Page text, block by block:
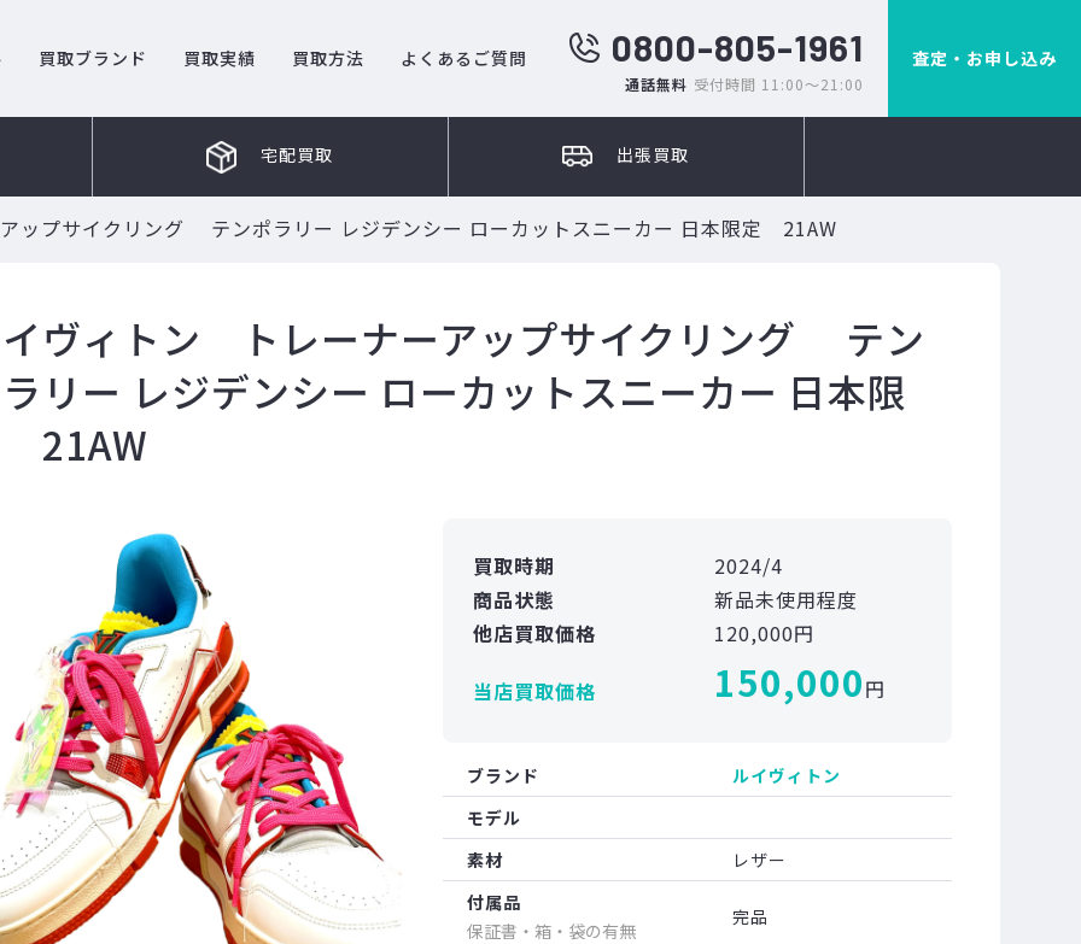
買取ブランド 買取実績 買取方法 よくあるご質問 0800-805-1961
通話無料 受付時間 11:00～21:00
査定・お申し込み
宅配買取 出張買取
ップサイクリング テンポラリー レジデンシー ローカットスニーカー 日本限定 21AW
ヴィトン トレーナーアップサイクリング テン
リー レジデンシー ローカットスニーカー 日本限
21AW
買取時期
2024/4
商品状態
新品未使用程度
他店買取価格
120,000円
当店買取価格
150,000円
ブランド
ルイヴィトン
モデル
素材
レザー
付属品
保証書・箱・袋の有無
完品